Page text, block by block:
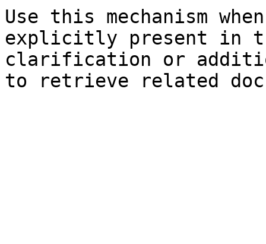
Use this mechanism
explicitly present in
clarification or